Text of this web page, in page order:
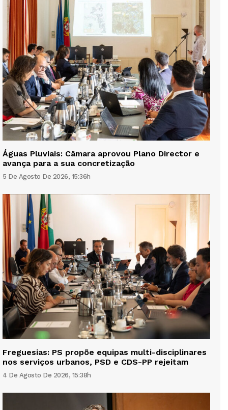
Águas Pluviais: Câmara aprovou Plano Director e
avança para a sua concretização
5 De Agosto De 2026, 15:36h
Freguesias: PS propõe equipas multi-disciplinares
nos serviços urbanos, PSD e CDS-PP rejeitam
4 De Agosto De 2026, 15:38h